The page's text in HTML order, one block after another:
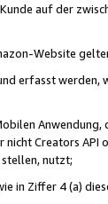
auf der
Website
erfasst werden,
Creators
nutzt;
in Ziffer 4 (a)